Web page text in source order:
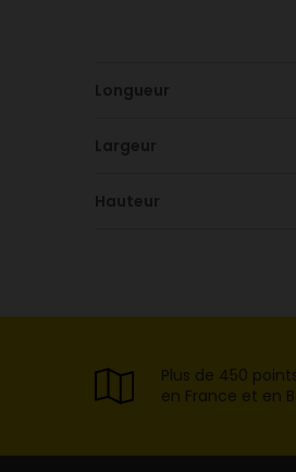
Longueur
Largeur
Hauteur
Plus de 450
en France et en